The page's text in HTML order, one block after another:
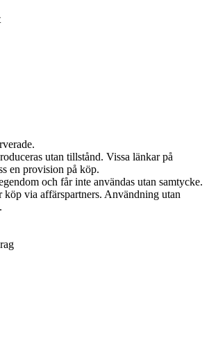
utan tillstånd. Vissa länkar på
en provision på köp.
och får inte användas utan samtycke.
via affärspartners. Användning utan